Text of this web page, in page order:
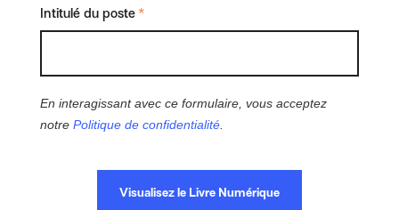
*
Intitulé du poste
En interagissant avec ce formulaire, vous acceptez
notrePolitique de confidentialité
Visualisez le Livre Numérique